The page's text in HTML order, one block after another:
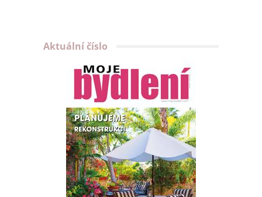
Aktuální číslo